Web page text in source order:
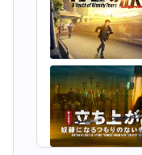
14:40
7:59